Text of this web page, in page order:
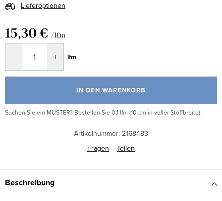
Lieferoptionen
15,30 € / lfm
lfm
IN DEN WARENKORB
Suchen Sie ein MUSTER? Bestellen Sie 0,1 lfm (10 cm in voller Stoffbreite).
Artikelnummer: 2168483
Fragen
Teilen
Beschreibung